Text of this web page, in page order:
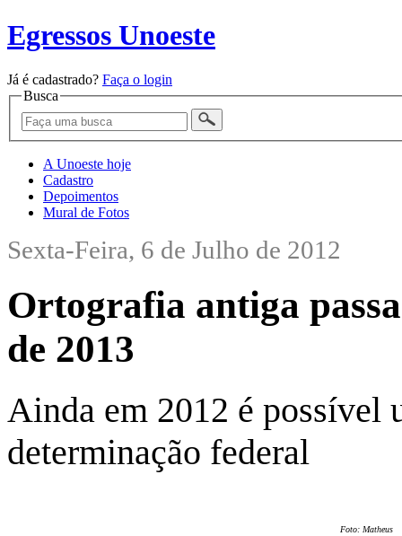
Egressos Unoeste
Já é cadastrado? Faça o login
Busca
A Unoeste hoje
Cadastro
Depoimentos
Mural de Fotos
Sexta-Feira, 6 de Julho de 2012
Ortografia antiga
de 2013
Ainda em 2012 é possível
determinação federal
Foto: Matheus